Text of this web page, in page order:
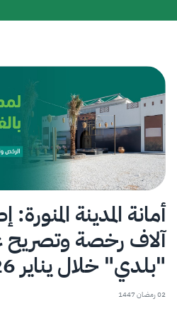
آلاف رخصة وتصريح
"بلدي" خلال يناير 2026
02 رمضان 1447